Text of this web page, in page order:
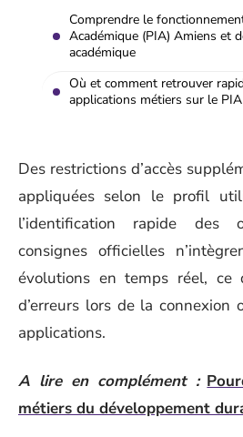
Comprendre le
Académique (PIA) Amiens et
académique
Où et comment retrouver
applications métiers sur le
Des restrictions d’accès
appliquées selon le profil
l’identification rapide des
consignes officielles
évolutions en temps réel, ce
d’erreurs lors de la connexion
applications.
A lire en complément :
métiers du développement